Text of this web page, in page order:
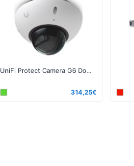
UniFi Protect Camera G6 Dome Λευκό
314,25€